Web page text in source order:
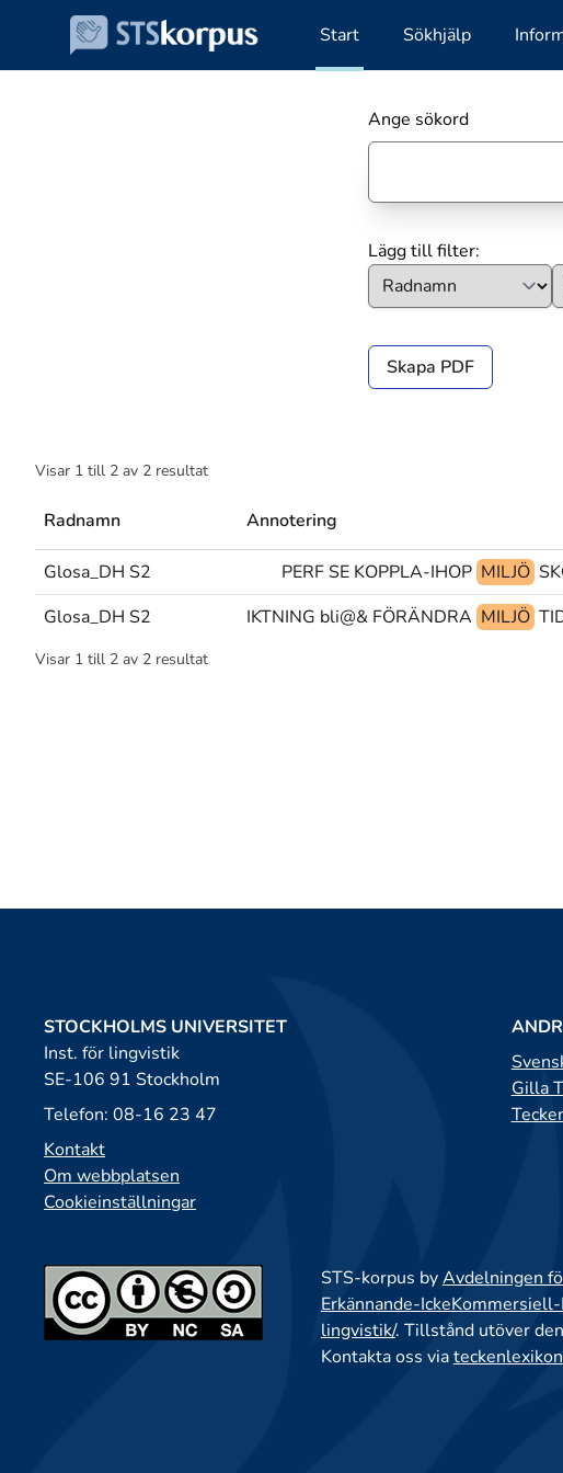
Start Sökhjälp
Ange sökord
Lägg till filter:
Skapa PDF
Visar 1 till 2 av 2 resultat
Radnamn Annotering
Glosa_DH S2 PERF SE KOPPLA-IHOP MILJÖ
Glosa_DH S2
BYTA-INRIKTNING bli@& FÖRÄNDRA MILJÖ
Visar 1 till 2 av 2 resultat
STOCKHOLMS UNIVERSITET
Inst. för lingvistik
SE-106 91 Stockholm
Telefon: 08-16 23 47
Kontakt
Om webbplatsen
Cookieinställningar
Gilla
STS-korpus byAvdelningen
Erkännande-
lingvistik/. Tillstånd utöver
Kontakta oss via